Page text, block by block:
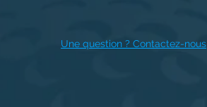
Une question ? Contactez-nous